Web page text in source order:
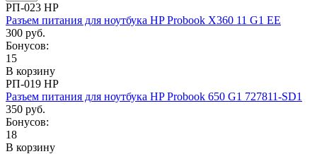
РП-023 HP
Разъем питания для ноутбука HP Probook X360 11 G1 EE
300 руб.
Бонусов:
15
В корзину
РП-019 HP
Разъем питания для ноутбука HP Probook 650 G1 727811-SD1
350 руб.
Бонусов:
18
В корзину